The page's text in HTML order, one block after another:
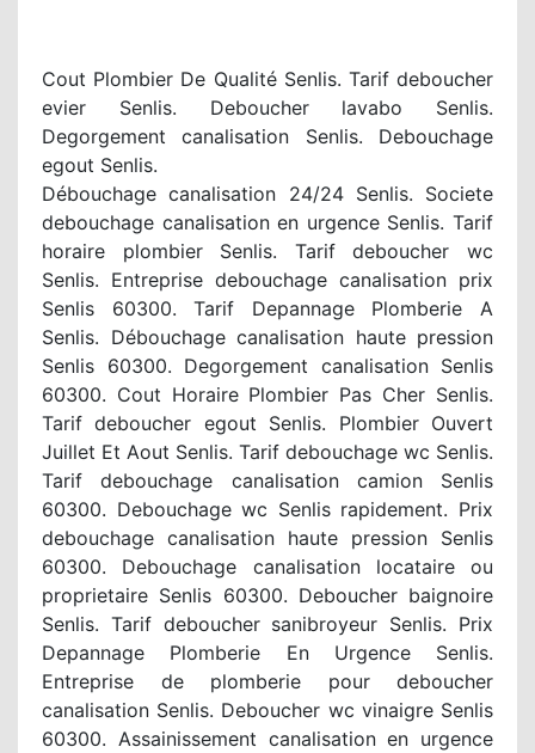
Cout Plombier De Qualité Senlis. Tarif deboucher
evier Senlis. Deboucher lavabo Senlis.
Degorgement canalisation Senlis. Debouchage
egout Senlis.
Débouchage canalisation 24/24 Senlis. Societe
debouchage canalisation en urgence Senlis. Tarif
horaire plombier Senlis. Tarif deboucher wc
Senlis. Entreprise debouchage canalisation prix
Senlis 60300. Tarif Depannage Plomberie A
Senlis. Débouchage canalisation haute pression
Senlis 60300. Degorgement canalisation Senlis
60300. Cout Horaire Plombier Pas Cher Senlis.
Tarif deboucher egout Senlis. Plombier Ouvert
Juillet Et Aout Senlis. Tarif debouchage wc Senlis.
Tarif debouchage canalisation camion Senlis
60300. Debouchage wc Senlis rapidement. Prix
debouchage canalisation haute pression Senlis
60300. Debouchage canalisation locataire ou
proprietaire Senlis 60300. Deboucher baignoire
Senlis. Tarif deboucher sanibroyeur Senlis. Prix
Depannage Plomberie En Urgence Senlis.
Entreprise de plomberie pour deboucher
canalisation Senlis. Deboucher wc vinaigre Senlis
60300. Assainissement canalisation en urgence